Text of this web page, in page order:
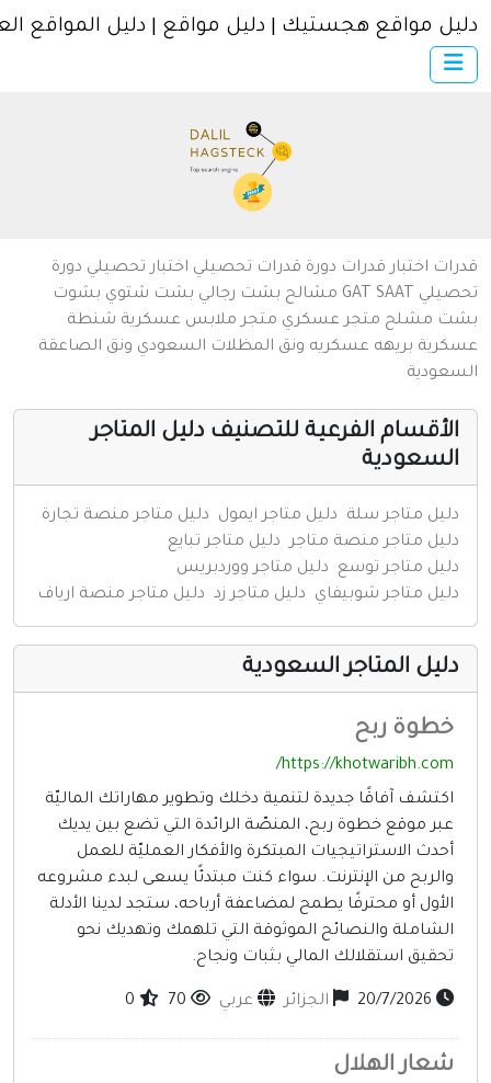
× الرئيسية
اتصل بنا
تسجيل
دخول
سياسة الخصوصية
شروط الاستخدام
مواقع إخباريه
إنترنت وشبكات
الأسرة والترفيه
مواقع طبيه
منتديات
أخرى ومنوعه
مواقع هجستيك | دليل مواقع | دليل المواقع العربية
اختبار قدرات دورة قدرات تحصيلي اختبار تحصيلي دورة
SAAT
GAT مشالح بشت رجالي بشت شتوي بشوت
مشلح متجر عسكري متجر ملابس عسكرية شنطة
بريهه عسكريه ونق المظلات السعودي ونق الصاعقة
الفرعية للتصنيف دليل المتاجر
متاجر سلة دليل متاجر ايمول
دليل متاجر منصة تجارة
متاجر منصة متاجر
دليل متاجر تبايع
متاجر توسع دليل متاجر ووردبريس
متاجر شوبيفاي
دليل متاجر زد دليل متاجر منصة ارياف
المتاجر السعودية
خطوة ربح
https://khotwaribh.com/
اكتشف آفاقًا جديدة لتنمية دخلك وتطوير مهاراتك الماليّة
عبر موقع خطوة ربح، المنصّة الرائدة التي تضع بين يديك
أحدث الاستراتيجيات المبتكرة والأفكار العمليّة للعمل
والربح من الإنترنت. سواء كنت مبتدئًا يسعى لبدء مشروعه
الأول أو محترفًا يطمح لمضاعفة أرباحه، ستجد لدينا الأدلة
الشاملة والنصائح الموثوقة التي تلهمك وتهديك نحو
تحقيق استقلالك المالي بثبات ونجاح.
الجزائر عربي 70
0
شعار الهلال